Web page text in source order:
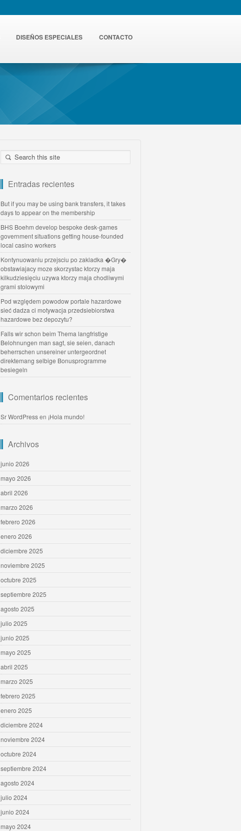
DISEÑOS ESPECIALES CONTACTO
Entradas recientes
But if you may be using bank transfers, it takes
days to appear on the membership
BHS Boehm develop bespoke desk-games
government situations getting house-founded
local casino workers
Kontynuowaniu przejsciu po zakladka �Gry�
obstawiajacy moze skorzystac ktorzy maja
kilkudziesięciu uzywa ktorzy maja chodliwymi
grami stolowymi
Pod względem powodow portale hazardowe
sieć dadza ci motywacja przedsiebiorstwa
hazardowe bez depozytu?
Falls wir schon beim Thema langfristige
Belohnungen man sagt, sie seien, danach
beherrschen unsereiner untergeordnet
direktemang selbige Bonusprogramme
besiegeln
Comentarios recientes
Sr WordPressen ¡Hola mundo!
Archivos
junio 2026
mayo 2026
abril 2026
marzo 2026
febrero 2026
enero 2026
diciembre 2025
noviembre 2025
octubre 2025
septiembre 2025
agosto 2025
julio 2025
junio 2025
mayo 2025
abril 2025
marzo 2025
febrero 2025
enero 2025
diciembre 2024
noviembre 2024
octubre 2024
septiembre 2024
agosto 2024
julio 2024
junio 2024
mayo 2024